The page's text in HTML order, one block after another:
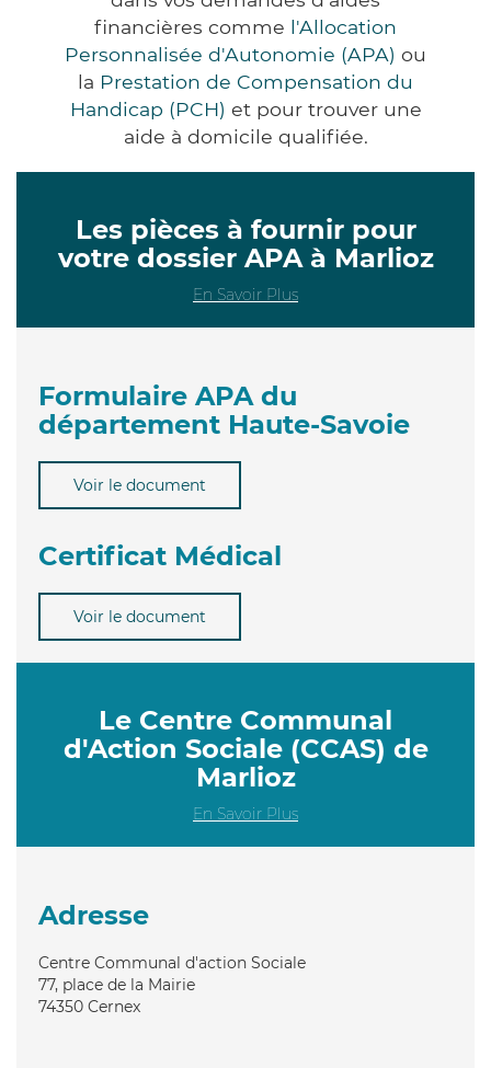
financières comme l'Allocation
Personnalisée d'Autonomie (APA) ou
la Prestation de Compensation du
Handicap (PCH) et pour trouver une
aide à domicile qualifiée.
Les pièces à fournir pour
votre dossier APA à Marlioz
En Savoir Plus
Formulaire APA du
département Haute-Savoie
Voir le document
Certificat Médical
Voir le document
Le Centre Communal
d'Action Sociale (CCAS) de
Marlioz
En Savoir Plus
Adresse
Centre Communal d'action Sociale
77, place de la Mairie
74350 Cernex